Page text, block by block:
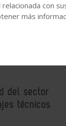
del sector
técnicos
con
más